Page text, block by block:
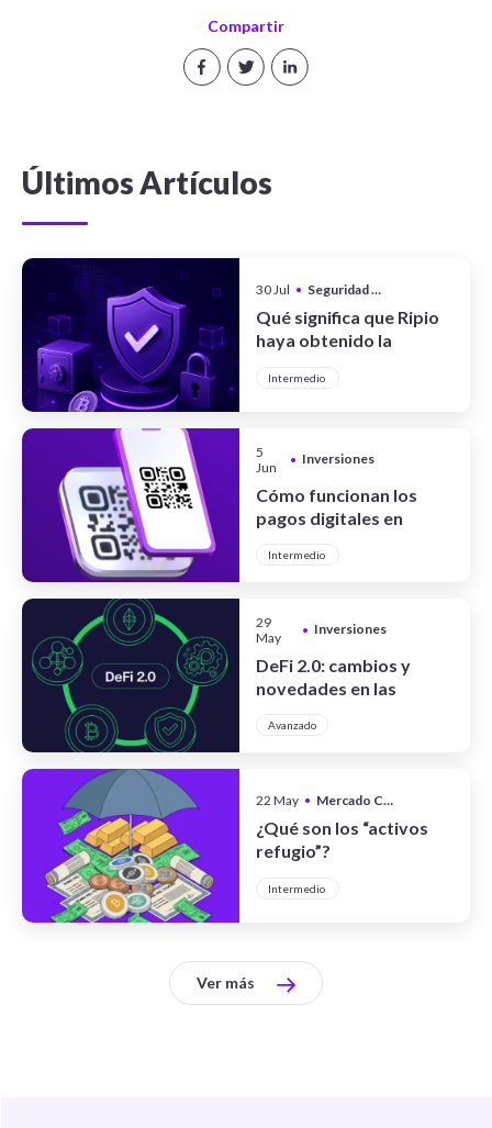
Compartir
Últimos Artículos
30 Jul • Seguridad y Privacidad
Qué significa que Ripio
haya obtenido la
III Full System
Intermedio
5
Jun
• Inversiones
Cómo funcionan los
pagos digitales en
Intermedio
29
May
• Inversiones
DeFi 2.0: cambios y
novedades en las
descentralizadas
Avanzado
22 May • Mercado Cripto
¿Qué son los “activos
refugio”?
Intermedio
Ver más